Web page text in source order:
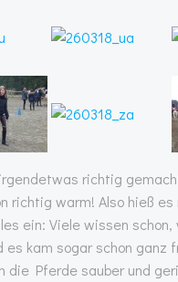
richtig
richtig warm! Also hieß
ein: Viele wissen
kam sogar schon
die Pferde sauber und